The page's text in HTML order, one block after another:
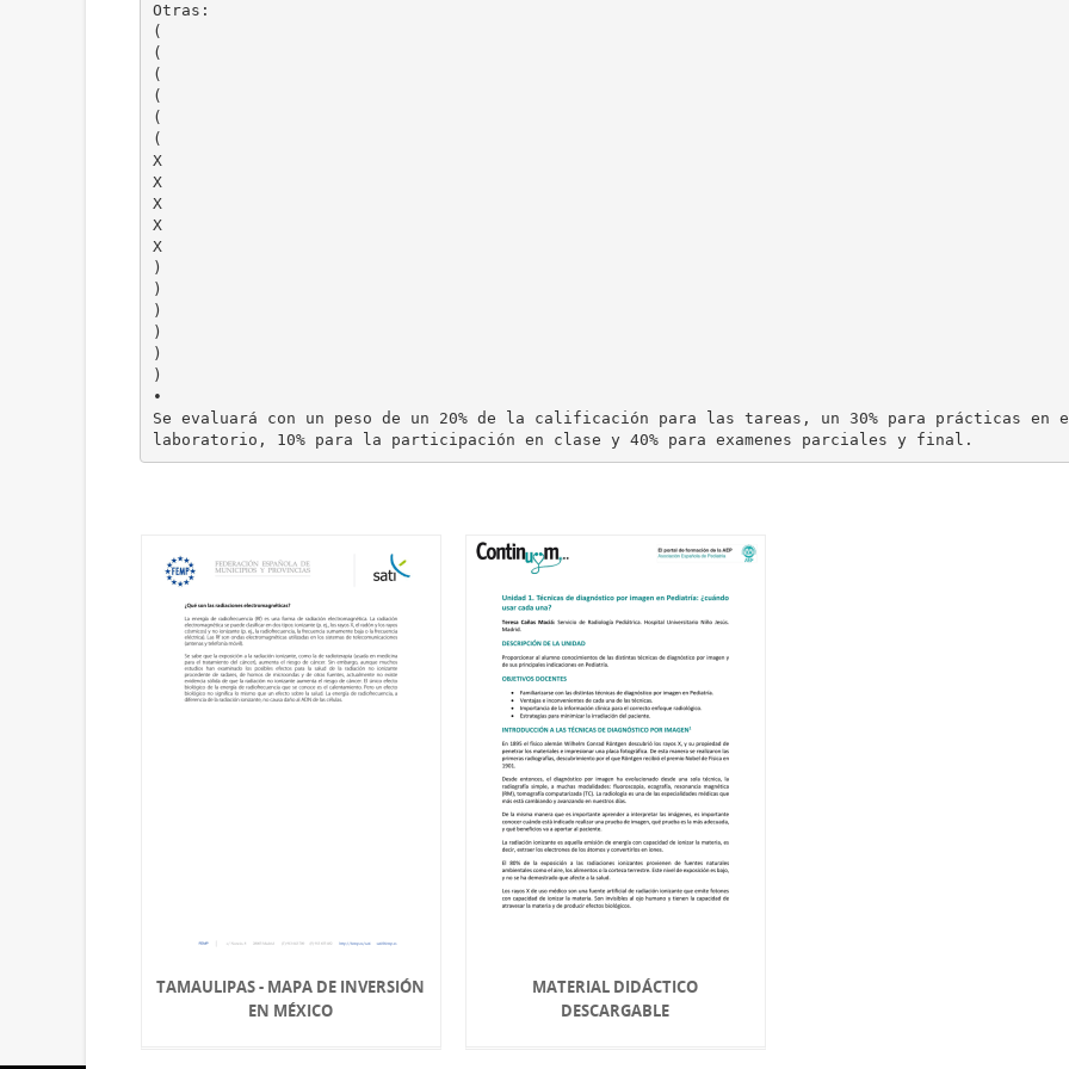
Otras:
(
(
(
(
(
(
X
X
X
X
X
)
)
)
)
)
)
•
Se evaluará con un peso de un 20% de la calificación para las tareas, un 30% para prácticas en
TAMAULIPAS - MAPA DE INVERSIÓN
EN MÉXICO
MATERIAL DIDÁCTICO
DESCARGABLE